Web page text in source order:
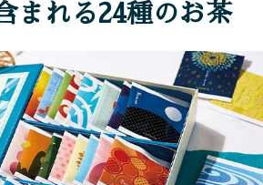
まれる24種のお茶